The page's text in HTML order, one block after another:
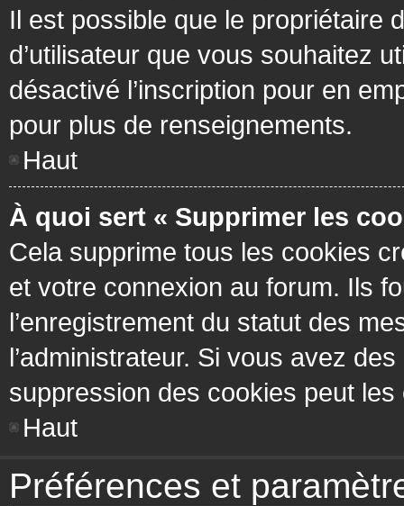
Il est possible que le propriétaire
d’utilisateur que vous souhaitez
désactivé l’inscription pour en
pour plus de renseignements.
Haut
À quoi sert « Supprimer les
Cela supprime tous les cookies
et votre connexion au forum. Ils
l’enregistrement du statut des
l’administrateur. Si vous avez
suppression des cookies peut les
Haut
Préférences et